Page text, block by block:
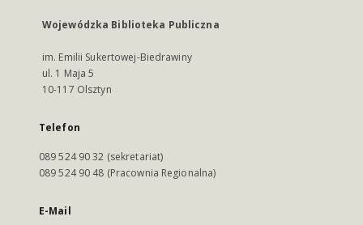
Wojewódzka Biblioteka Publiczna
im. Emilii Sukertowej-Biedrawiny
ul. 1 Maja 5
10-117 Olsztyn
Telefon
089 524 90 32 (sekretariat)
089 524 90 48 (Pracownia Regionalna)
E-Mail